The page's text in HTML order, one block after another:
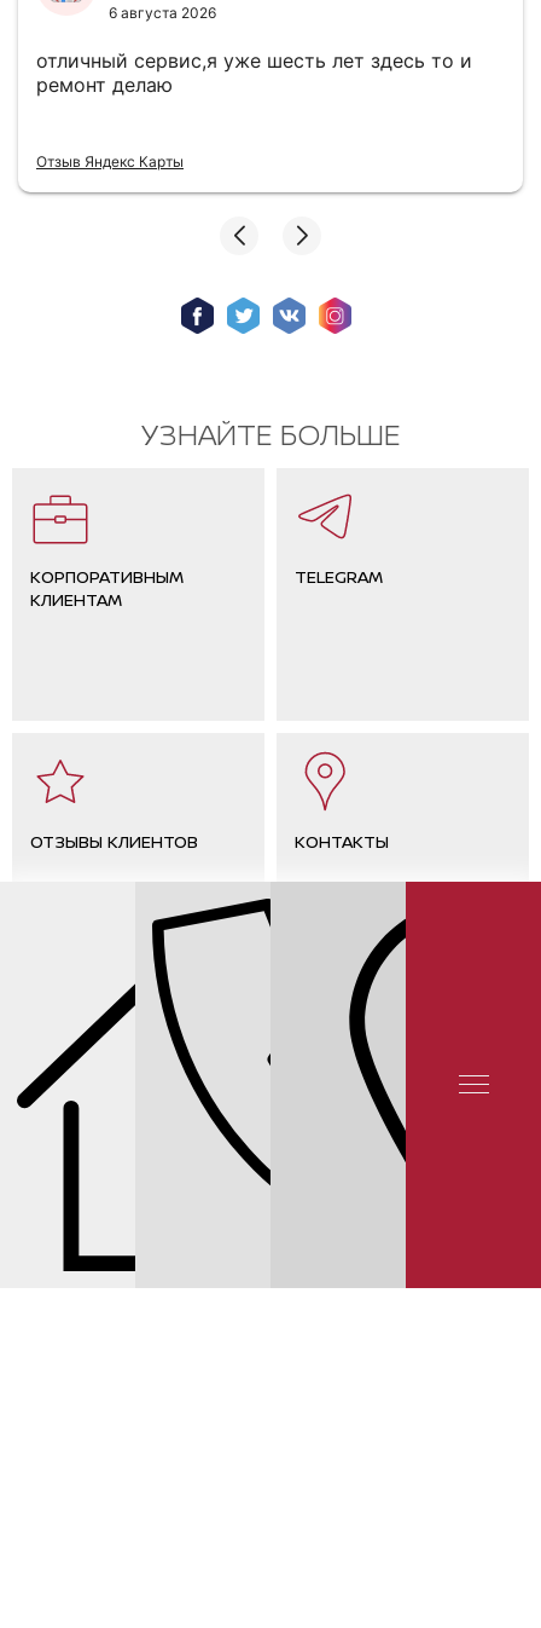
6 августа 2026
отличный сервис,я уже шесть лет здесь то и
ремонт делаю
Отзыв Яндекс Карты
УЗНАЙТЕ БОЛЬШЕ
КОРПОРАТИВНЫМ
КЛИЕНТАМ
TELEGRAM
ОТЗЫВЫ КЛИЕНТОВ КОНТАКТЫ
СЕРВИС MURANO
ЦЕНЫ НА МАСЛЯНЫЕ ФИЛЬТРЫ